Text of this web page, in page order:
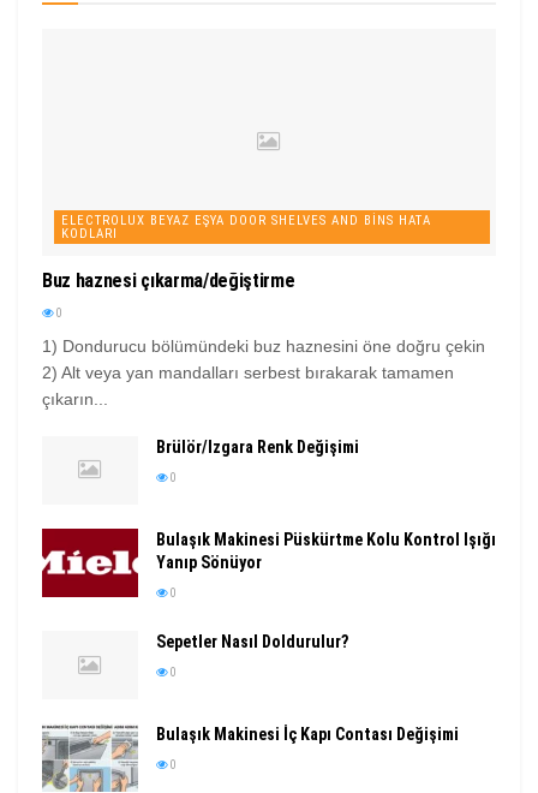
ELECTROLUX BEYAZ EŞYA DOOR SHELVES AND BINS HATA
KODLARI
Buz haznesi çıkarma/değiştirme
0
1) Dondurucu bölümündeki buz haznesini öne doğru çekin
2) Alt veya yan mandalları serbest bırakarak tamamen
çıkarın...
Brülör/Izgara Renk Değişimi
0
Bulaşık Makinesi Püskürtme Kolu Kontrol Işığı
Yanıp Sönüyor
0
Sepetler Nasıl Doldurulur?
0
Bulaşık Makinesi İç Kapı Contası Değişimi
0